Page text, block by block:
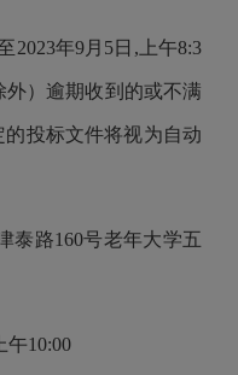
2023年9月 5日 , 上午8:3
外）逾期收到的或不满
投标文件将视为自动
泰路160号老年大学五
上午10:00